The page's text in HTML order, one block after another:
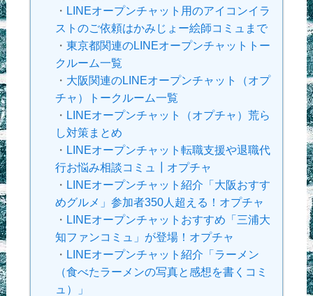
・ LINEオープンチャット用のアイコンイラ
ストのご依頼はかみじょー絵師コミュまで
・ 東京都関連のLINEオープンチャットトー
クルーム一覧
・ 大阪関連のLINEオープンチャット（オプ
チャ）トークルーム一覧
・ LINEオープンチャット（オプチャ）荒ら
し対策まとめ
・ LINEオープンチャット転職支援や退職代
行お悩み相談コミュ┃オプチャ
・ LINEオープンチャット紹介「大阪おすす
めグルメ」参加者350人超える！オプチャ
・ LINEオープンチャットおすすめ「三浦大
知ファンコミュ」が登場！オプチャ
・ LINEオープンチャット紹介「ラーメン
（食べたラーメンの写真と感想を書くコミ
ュ）」